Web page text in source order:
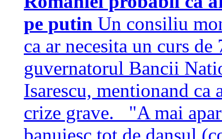
pe putin Un consiliu
ca ar necesita un curs
guvernatorul Bancii
Isarescu, mentionand ca
crize grave. "A mai